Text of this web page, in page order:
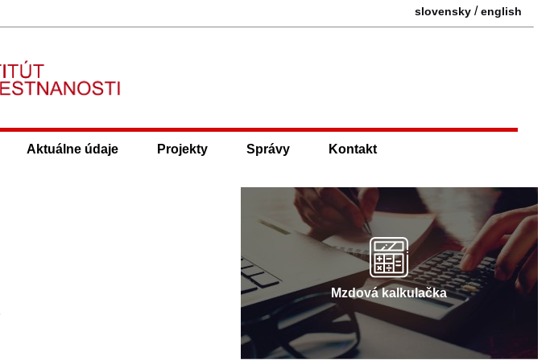
slovensky /english
Aktuálne údaje Projekty Správy Kontakt
Mzdová kalkulačka